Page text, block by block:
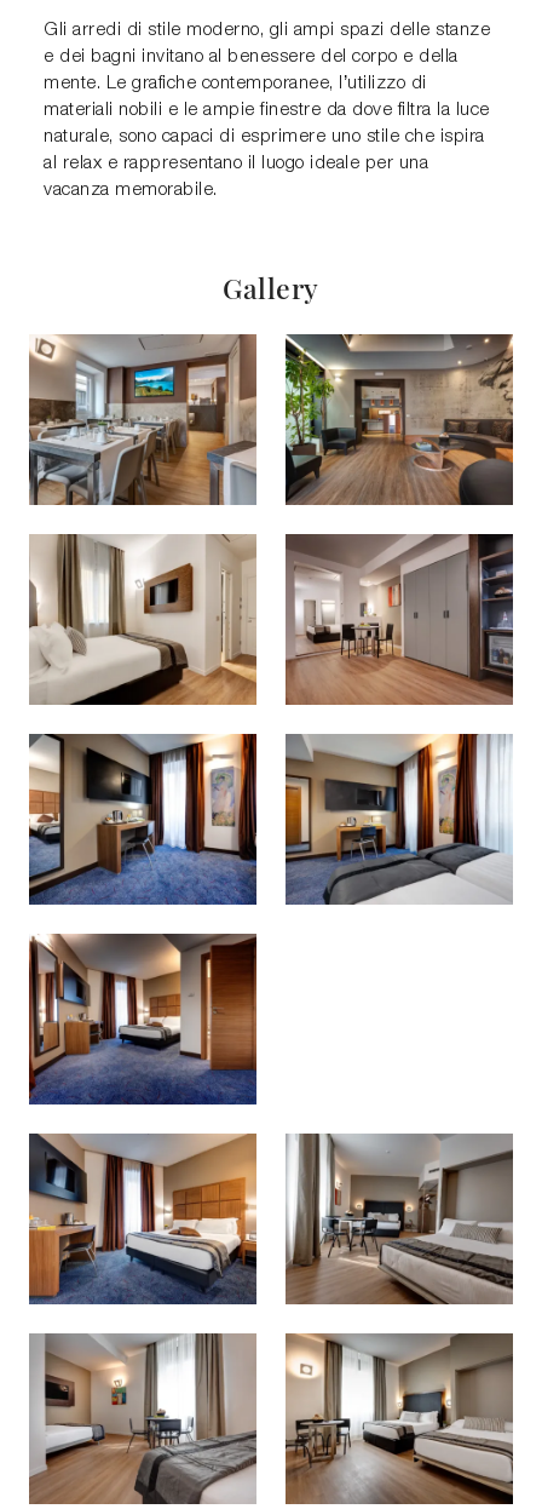
Gli arredi di stile moderno, gli ampi spazi delle stanze
e dei bagni invitano al benessere del corpo e della
mente. Le grafiche contemporanee, l’utilizzo di
materiali nobili e le ampie finestre da dove filtra la luce
naturale, sono capaci di esprimere uno stile che ispira
al relax e rappresentano il luogo ideale per una
vacanza memorabile.
Gallery